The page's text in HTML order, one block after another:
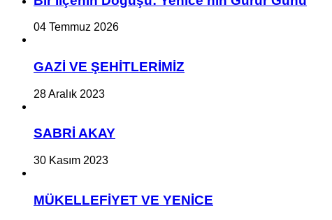
04 Temmuz 2026
GAZİ VE ŞEHİTLERİMİZ
28 Aralık 2023
SABRİ AKAY
30 Kasım 2023
MÜKELLEFİYET VE YENİCE